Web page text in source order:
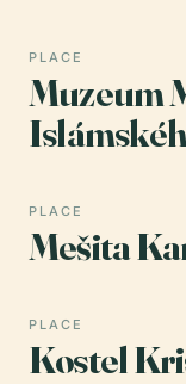
PLACE
Muzeum
PLACE
Mešita
PLACE
Kostel